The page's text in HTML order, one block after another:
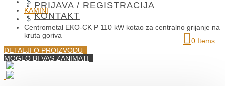
PRIJAVA / REGISTRACIJA
KONTAKT
0 Items
$
KAMINI
$
Centrometal EKO-CK P 110 kW kotao za centralno grijanje na
kruta goriva
DETALJI O PROIZVODU
MOGLO BI VAS ZANIMATI